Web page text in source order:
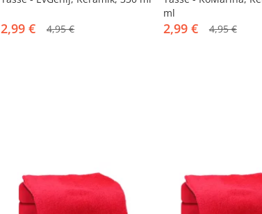
2,99 € 4,95 €
ml
2,99 € 4,95 €